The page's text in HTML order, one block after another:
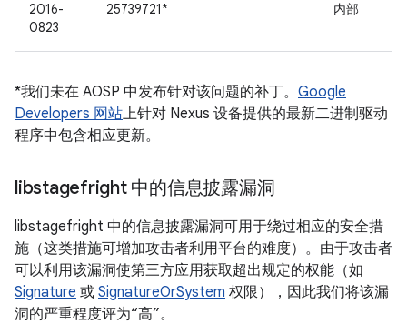
2016-
0823
25739721*
内部
*我们未在 AOSP 中发布针对该问题的补丁。 Google
Developers 网站上针对 Nexus 设备提供的最新二进制驱动
程序中包含相应更新。
libstagefright 中的信息披露漏洞
libstagefright 中的信息披露漏洞可用于绕过相应的安全措
施（这类措施可增加攻击者利用平台的难度）。由于攻击者
可以利用该漏洞使第三方应用获取超出规定的权能（如
Signature 或 SignatureOrSystem 权限），因此我们将该漏
洞的严重程度评为“高”。